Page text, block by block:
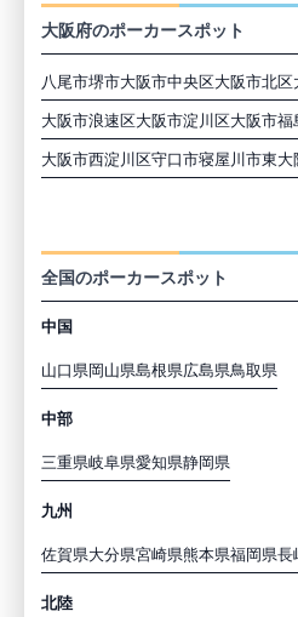
大阪府のポーカースポット
八尾市堺市大阪市中央区大阪市北区
大阪市浪速区大阪市淀川区大阪市福
大阪市西淀川区守口市寝屋川市東大
全国のポーカースポット
中国
山口県岡山県島根県広島県鳥取県
中部
三重県岐阜県愛知県静岡県
九州
佐賀県大分県宮崎県熊本県福岡県長
北陸